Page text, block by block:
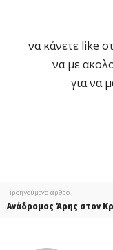
να κάνετε like
να με
για να
Προηγούμενο άρθρο
Ανάδρομος Άρης στον